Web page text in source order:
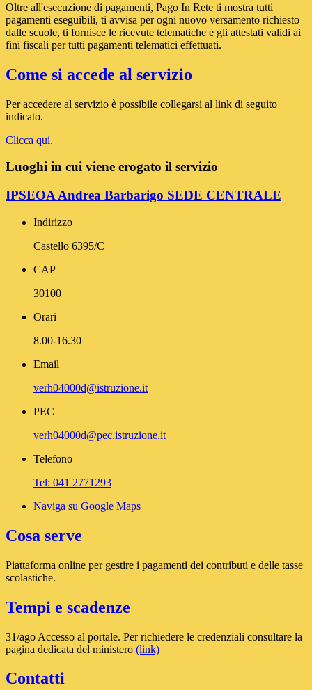
Oltre all'esecuzione di pagamenti, Pago In Rete ti mostra tutti
pagamenti eseguibili, ti avvisa per ogni nuovo versamento richiesto
dalle scuole, ti fornisce le ricevute telematiche e gli attestati validi ai
fini fiscali per tutti pagamenti telematici effettuati.
Come si accede al servizio
Per accedere al servizio è possibile collegarsi al link di seguito
indicato.
Clicca qui.
Luoghi in cui viene erogato il servizio
IPSEOA Andrea Barbarigo SEDE CENTRALE
Indirizzo
Castello 6395/C
CAP
30100
Orari
8.00-16.30
Email
verh04000d@istruzione.it
PEC
verh04000d@pec.istruzione.it
Telefono
Tel: 041 2771293
Naviga su Google Maps
Cosa serve
Piattaforma online per gestire i pagamenti dei contributi e delle tasse
scolastiche.
Tempi e scadenze
31/ago Accesso al portale. Per richiedere le credenziali consultare la
pagina dedicata del ministero (link)
Contatti